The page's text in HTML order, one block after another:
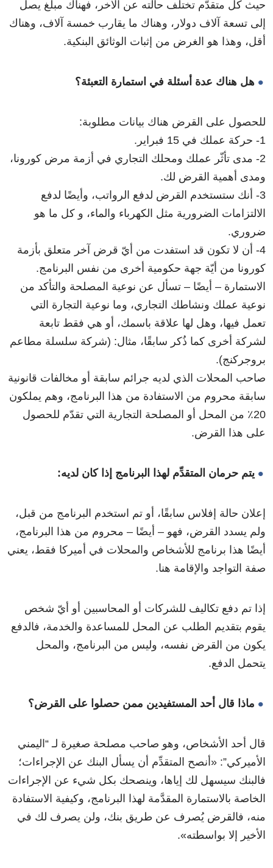
حيث كل متقدّم تختلف حالته عن الآخر، فهناك مبلغ يصل
إلى تسعة آلاف دولار، وهناك ما يقارب خمسة آلاف، وهناك
أقل، وهذا هو الغرض من إثبات الوثائق البنكية.
هل هناك عدة أسئلة في استمارة التعبئة؟
للحصول على القرض هناك بيانات مطلوبة:
1- حركة عملك في 15 فبراير.
2- مدى تأثّر عملك ومحلك التجاري في أزمة مرض كورونا،
ومدى أهمية القرض لك.
3- أنك ستستخدم القرض لدفع الرواتب، وأيضًا لدفع
الالتزامات الضرورية مثل الكهرباء والماء، و كل ما هو
ضروري.
4- أن لا تكون قد استفدت من أيّ قرض آخر متعلق بأزمة
كورونا من أيّة جهة حكومية أخرى من نفس البرنامج.
الاستمارة – أيضًا – تسأل عن نوعية المصلحة والتأكد من
نوعية عملك ونشاطك التجاري، وما نوعية التجارة التي
تعمل فيها، وهل لها علاقة باسمك، أو هي فقط تابعة
لشركة أخرى كما ذُكر سابقًا، مثال: (شركة سلسلة مطاعم
بروجركنج).
صاحب المحلات الذي لديه جرائم سابقة أو مخالفات قانونية
سابقة محروم من الاستفادة من هذا البرنامج، وهم يملكون
20٪ من المحل أو المصلحة التجارية التي تقدّم للحصول
على هذا القرض.
يتم حرمان المتقدِّم لهذا البرنامج إذا كان لديه:
إعلان حالة إفلاس سابقًا، أو تم استخدم البرنامج من قبل،
ولم يسدد القرض، فهو – أيضًا – محروم من هذا البرنامج،
أيضًا هذا برنامج للأشخاص والمحلات في أميركا فقط، يعني
صفة التواجد والإقامة هنا.
إذا تم دفع تكاليف للشركات أو المحاسبين أو أيّ شخص
يقوم بتقديم الطلب عن المحل للمساعدة والخدمة، فالدفع
يكون من القرض نفسه، وليس من البرنامج، والمحل
يتحمل الدفع.
ماذا قال أحد المستفيدين ممن حصلوا على القرض؟
قال أحد الأشخاص، وهو صاحب مصلحة صغيرة لـ “اليمني
الأميركي”: «أنصح المتقدِّم أن يسأل البنك عن الإجراءات؛
فالبنك سيسهل لك إياها، وينصحك بكل شيء عن الإجراءات
الخاصة بالاستمارة المقدَّمة لهذا البرنامج، وكيفية الاستفادة
منه، فالقرض يُصرف عن طريق بنك، ولن يصرف لك في
الأخير إلا بواسطته».